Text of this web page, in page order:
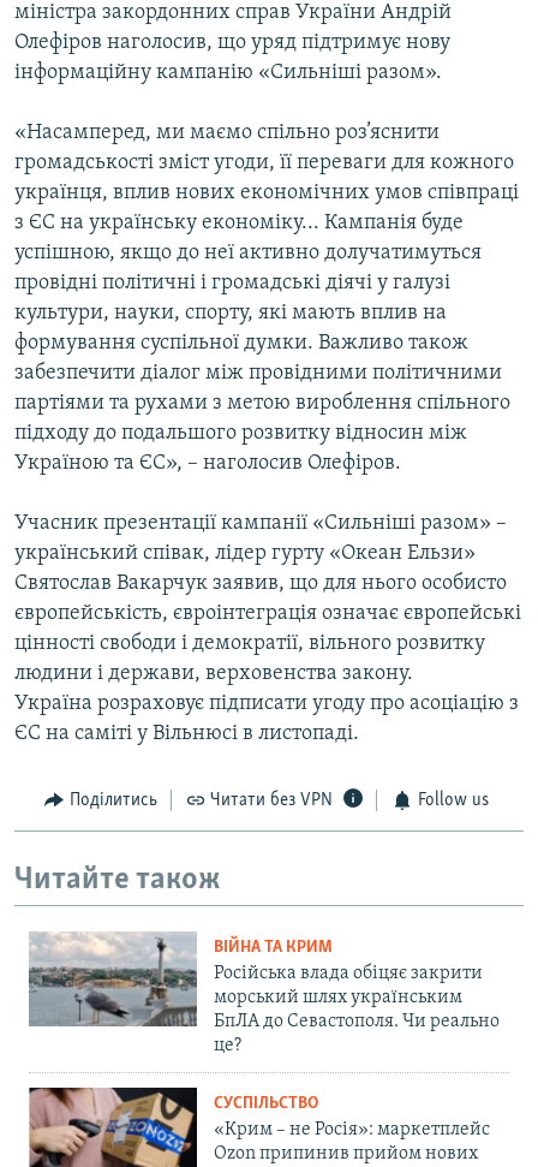
міністра закордонних справ України Андрій
Олефіров наголосив, що уряд підтримує нову
інформаційну кампанію «Сильніші разом».
«Насамперед, ми маємо спільно роз’яснити
громадськості зміст угоди, її переваги для кожного
українця, вплив нових економічних умов співпраці
з ЄС на українську економіку... Кампанія буде
успішною, якщо до неї активно долучатимуться
провідні політичні і громадські діячі у галузі
культури, науки, спорту, які мають вплив на
формування суспільної думки. Важливо також
забезпечити діалог між провідними політичними
партіями та рухами з метою вироблення спільного
підходу до подальшого розвитку відносин між
Україною та ЄС», – наголосив Олефіров.
Учасник презентації кампанії «Сильніші разом» –
український співак, лідер гурту «Океан Ельзи»
Святослав Вакарчук заявив, що для нього особисто
європейськість, євроінтеграція означає європейські
цінності свободи і демократії, вільного розвитку
людини і держави, верховенства закону.
Україна розраховує підписати угоду про асоціацію з
ЄС на саміті у Вільнюсі в листопаді.
Поділитись Читати без VPN Follow us
Читайте також
ВІЙНА ТА КРИМ
Російська влада обіцяє закрити
морський шлях українським
БпЛА до Севастополя. Чи реально
це?
СУСПІЛЬСТВО
«Крим – не Росія»: маркетплейс
Ozon припинив прийом нових